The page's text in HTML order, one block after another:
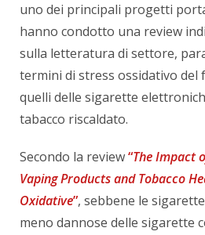
uno dei principali progetti
hanno condotto una review
sulla letteratura di settore,
termini di stress ossidativo del
quelli delle sigarette
tabacco riscaldato.
Secondo la review“The Impact
Vaping Products and Tobacco
Oxidative”, sebbene le
meno dannose delle sigarette